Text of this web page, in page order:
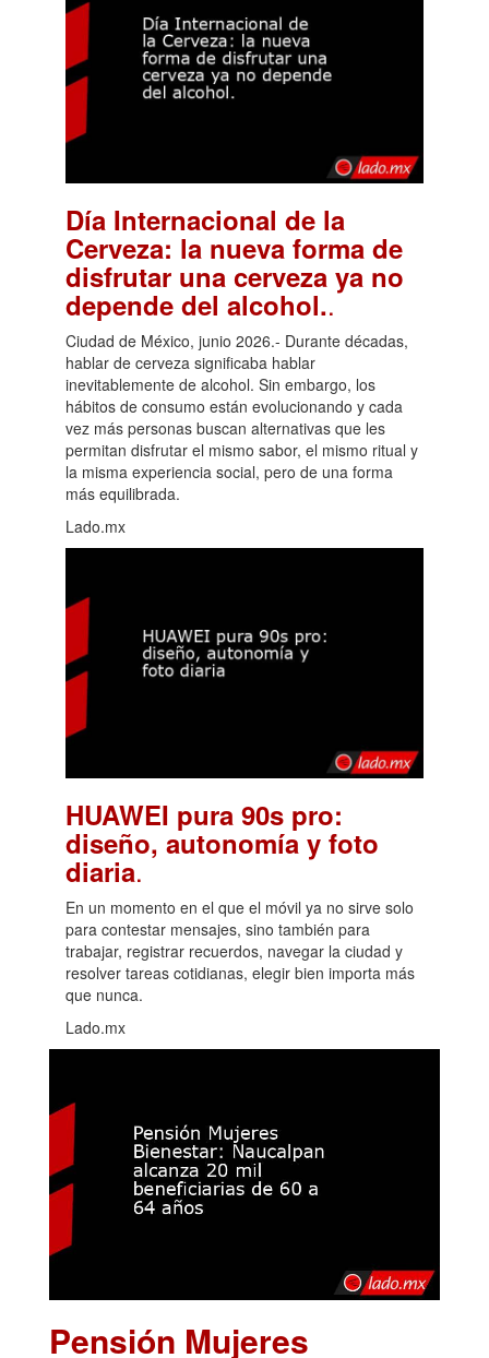
Día Internacional de la
Cerveza: la nueva forma de
disfrutar una cerveza ya no
depende del alcohol..
Ciudad de México, junio 2026.- Durante décadas,
hablar de cerveza significaba hablar
inevitablemente de alcohol. Sin embargo, los
hábitos de consumo están evolucionando y cada
vez más personas buscan alternativas que les
permitan disfrutar el mismo sabor, el mismo ritual y
la misma experiencia social, pero de una forma
más equilibrada.
Lado.mx
HUAWEI pura 90s pro:
diseño, autonomía y foto
diaria.
En un momento en el que el móvil ya no sirve solo
para contestar mensajes, sino también para
trabajar, registrar recuerdos, navegar la ciudad y
resolver tareas cotidianas, elegir bien importa más
que nunca.
Lado.mx
Pensión Mujeres